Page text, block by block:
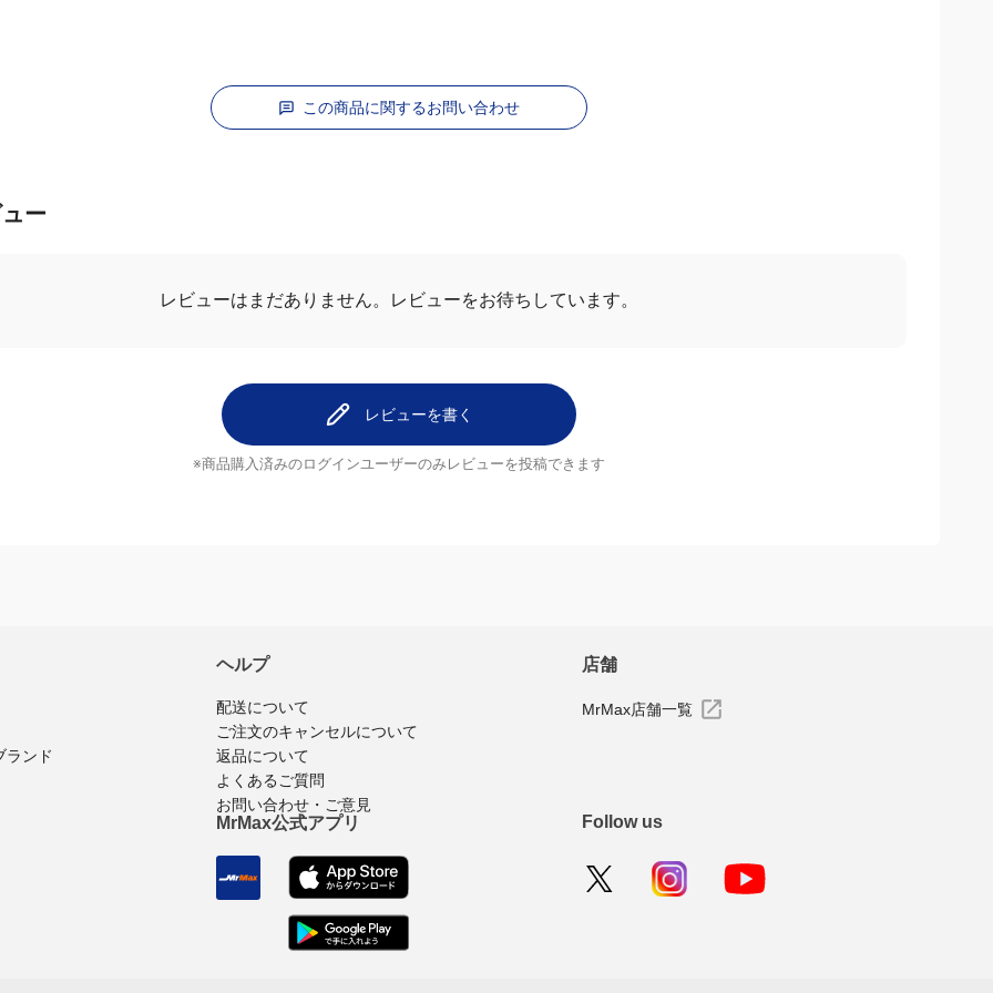
この商品に関するお問い合わせ
ー
レビューはまだありません。 レビューをお待ちしています。
レビューを書く
※商品購入済みのログインユーザーのみ レビューを投稿できます
ランド
ヘルプ
配送について
ご注文のキャンセルについて
返品について
よくあるご質問
お問い合わせ・ご意見
店舗
MrMax店舗一覧
MrMax公式アプリ Follow us